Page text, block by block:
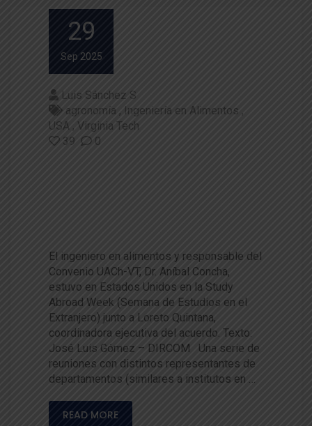
29
Sep 2025
Luis Sánchez S
agronomía
Ingeniería en Alimentos
USA
Virginia Tech
39
0
El ingeniero en alimentos y responsable del
Convenio UACh-VT, Dr. Aníbal Concha,
estuvo en Estados Unidos en la Study
Abroad Week (Semana de Estudios en el
Extranjero) junto a Loreto Quintana,
coordinadora ejecutiva del acuerdo. Texto:
José Luis Gómez – DIRCOM Una serie de
reuniones con distintos representantes de
departamentos (similares a institutos en …
READ MORE